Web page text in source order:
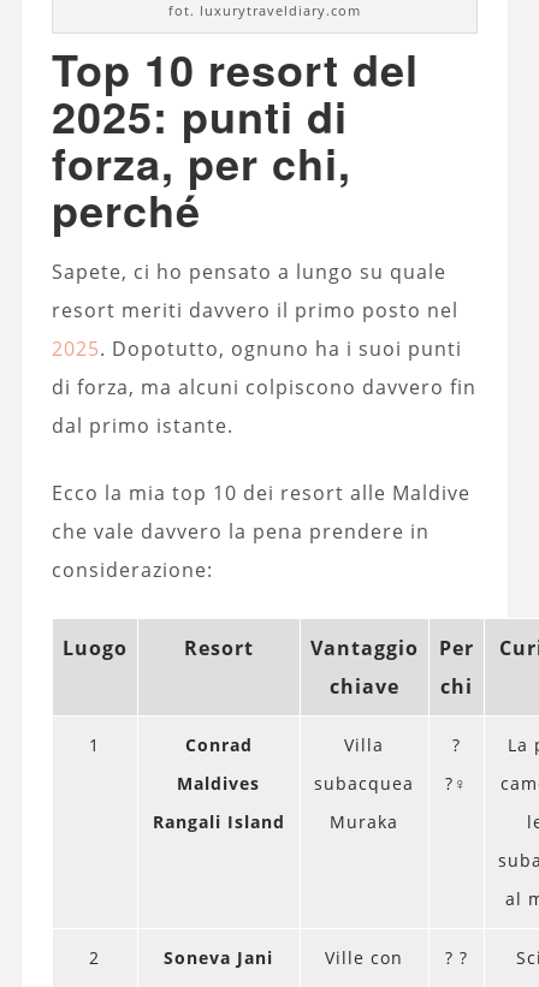
fot. luxurytraveldiary.com
Top 10 resort del
2025: punti di
forza, per chi,
perché
Sapete, ci ho pensato a lungo su quale
resort meriti davvero il primo posto nel
2025. Dopotutto, ognuno ha i suoi punti
di forza, ma alcuni colpiscono davvero fin
dal primo istante.
Ecco la mia top 10 dei resort alle Maldive
che vale davvero la pena prendere in
considerazione:
Luogo Resort
Vantaggio
chiave
Per
chi
1
Conrad
Maldives
Rangali Island
Villa
subacquea
Muraka
?
?‍♀️
La
al
2 Soneva Jani
Ville con
? ?